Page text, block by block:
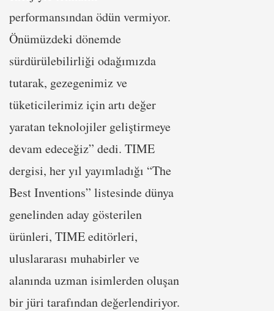
performansından ödün vermiyor.
Önümüzdeki dönemde
sürdürülebilirliği odağımızda
tutarak, gezegenimiz ve
tüketicilerimiz için artı değer
yaratan teknolojiler geliştirmeye
devam edeceğiz” dedi. TIME
dergisi, her yıl yayımladığı “The
Best Inventions” listesinde dünya
genelinden aday gösterilen
ürünleri, TIME editörleri,
uluslararası muhabirler ve
alanında uzman isimlerden oluşan
bir jüri tarafından değerlendiriyor.